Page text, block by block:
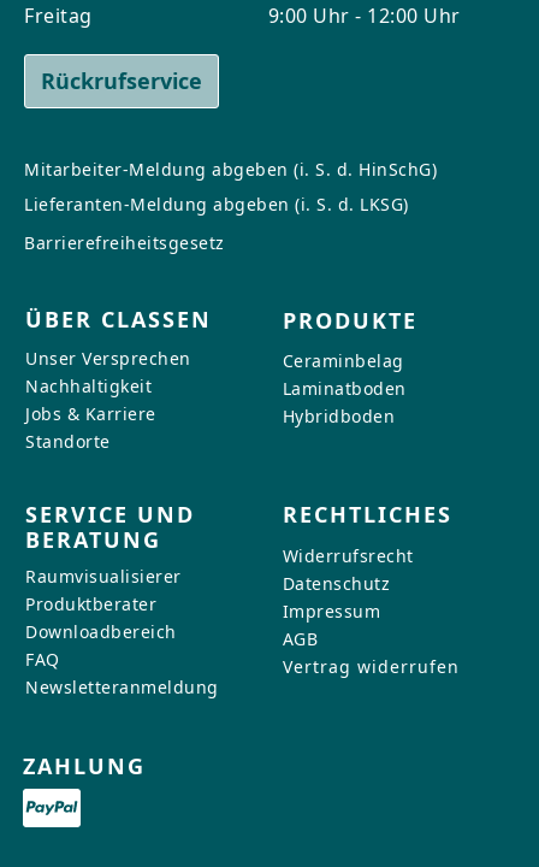
Freitag
9:00 Uhr - 12:00 Uhr
Rückrufservice
Mitarbeiter-Meldung abgeben (i. S. d. HinSchG)
Lieferanten-Meldung abgeben (i. S. d. LKSG)
Barrierefreiheitsgesetz
ÜBER CLASSEN
Unser Versprechen
Nachhaltigkeit
Jobs & Karriere
Standorte
PRODUKTE
Ceraminbelag
Laminatboden
Hybridboden
SERVICE UND
BERATUNG
Raumvisualisierer
Produktberater
Downloadbereich
FAQ
Newsletteranmeldung
RECHTLICHES
Widerrufsrecht
Datenschutz
Impressum
AGB
Vertrag widerrufen
ZAHLUNG